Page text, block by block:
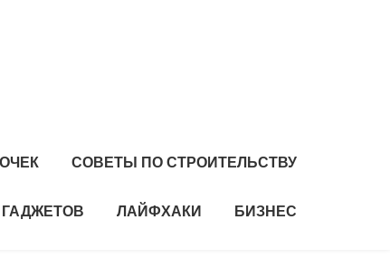
СОВЕТЫ ПО СТРОИТЕЛЬСТВУ
ЛАЙФХАКИ БИЗНЕС